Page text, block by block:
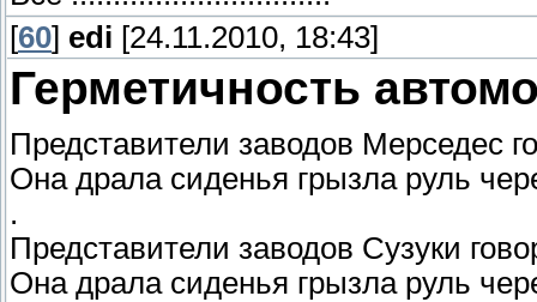
[60] edi [24.11.2010, 18:43]
Герметичность
Представители заводов Мерседес
Она драла сиденья грызла руль
.
Представители заводов Сузуки
Она драла сиденья грызла руль